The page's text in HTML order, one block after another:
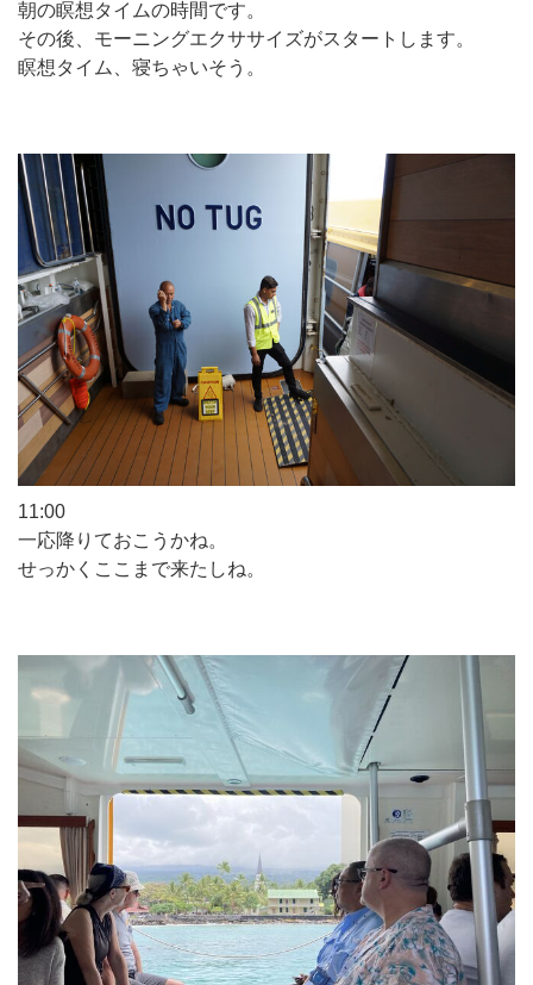
朝の瞑想タイムの時間です。
その後、モーニングエクササイズがスタートします。
瞑想タイム、寝ちゃいそう。
11:00
一応降りておこうかね。
せっかくここまで来たしね。